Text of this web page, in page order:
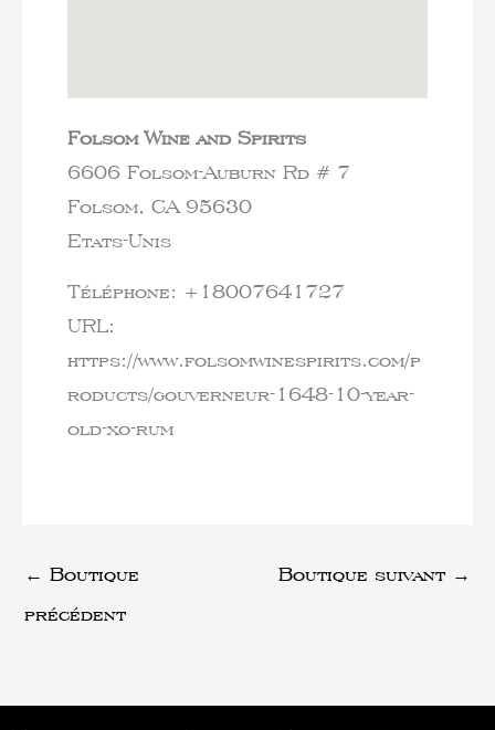
Folsom Wine and Spirits
6606 Folsom-Auburn Rd # 7
Folsom, CA 95630
Etats-Unis
Téléphone: +18007641727
URL:
https://www.folsomwinespirits.com/p
roducts/gouverneur-1648-10-year-
old-xo-rum
← Boutique
précédent
Boutique suivant →